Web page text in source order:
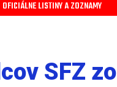
OFICIÁLNE LISTINY A ZOZNAMY
SFZ zo